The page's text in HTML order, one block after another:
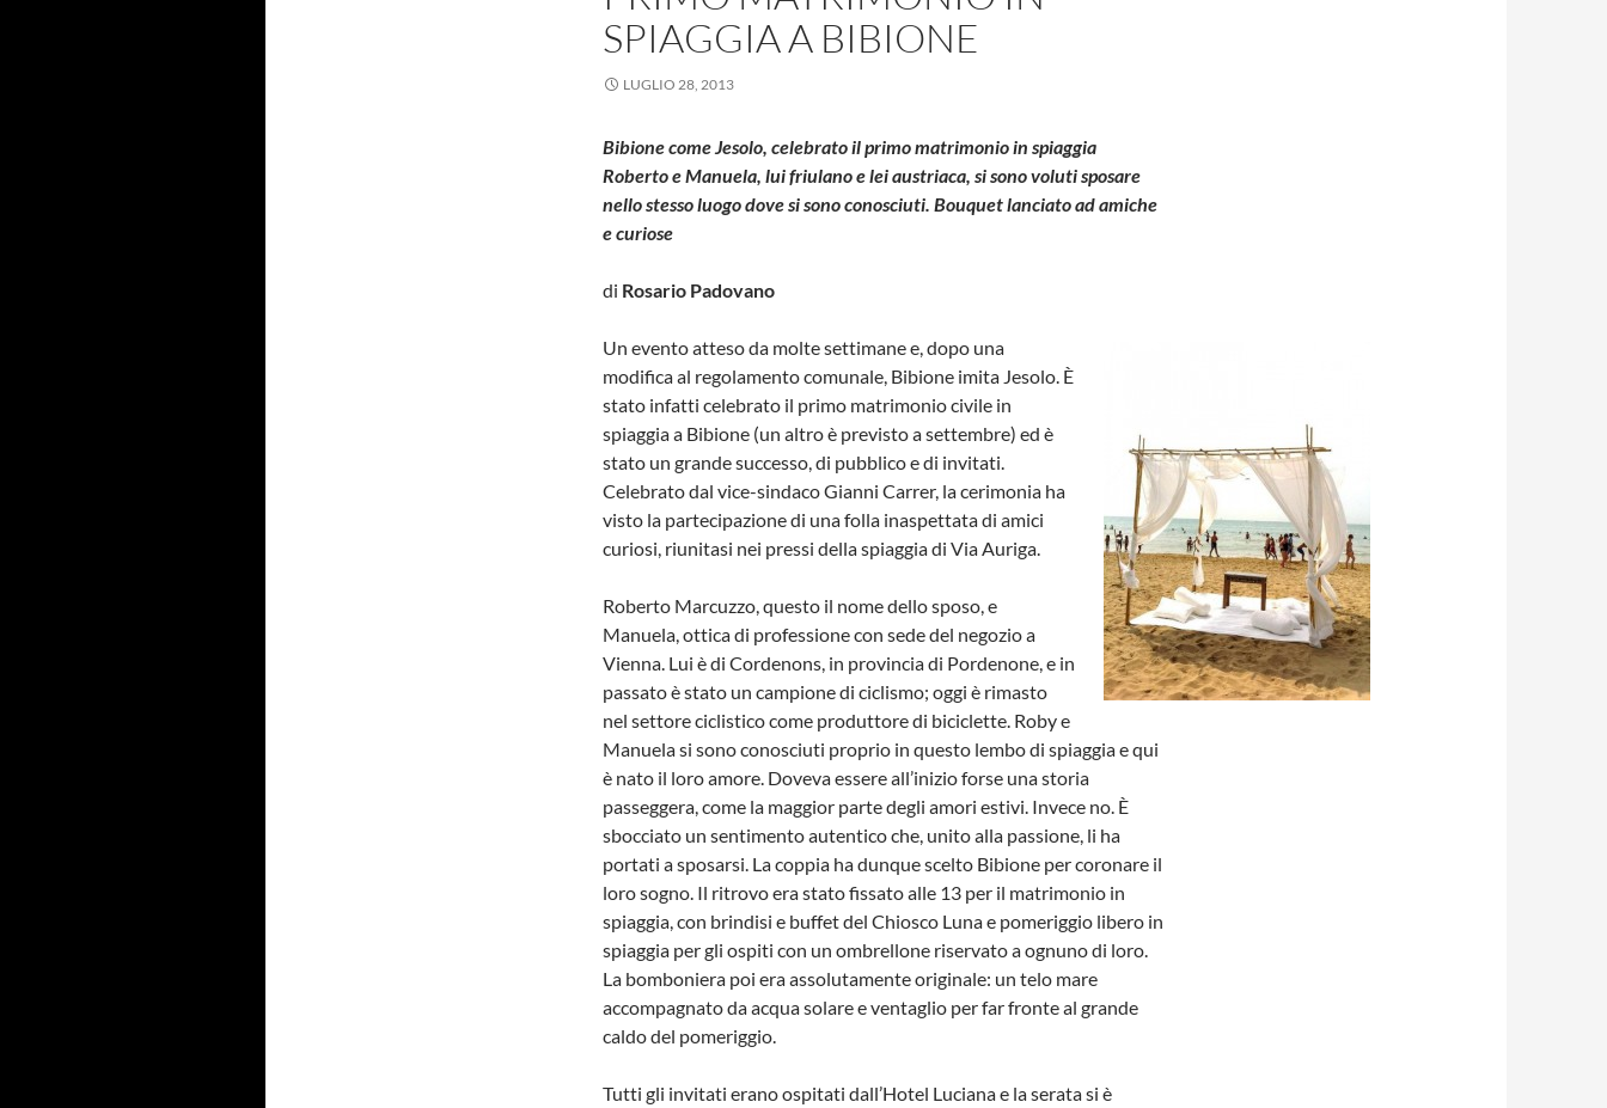
SPIAGGIA A BIBIONE
LUGLIO 28, 2013
Bibione come Jesolo, celebrato il primo matrimonio in spiaggia
Roberto e Manuela, lui friulano e lei austriaca, si sono voluti sposare
nello stesso luogo dove si sono conosciuti. Bouquet lanciato ad amiche
e curiose
di Rosario Padovano
Un evento atteso da molte settimane e, dopo una
modifica al regolamento comunale, Bibione imita Jesolo. È
stato infatti celebrato il primo matrimonio civile in
spiaggia a Bibione (un altro è previsto a settembre) ed è
stato un grande successo, di pubblico e di invitati.
Celebrato dal vice-sindaco Gianni Carrer, la cerimonia ha
visto la partecipazione di una folla inaspettata di amici
curiosi, riunitasi nei pressi della spiaggia di Via Auriga.
Roberto Marcuzzo, questo il nome dello sposo, e
Manuela, ottica di professione con sede del negozio a
Vienna. Lui è di Cordenons, in provincia di Pordenone, e in
passato è stato un campione di ciclismo; oggi è rimasto
nel settore ciclistico come produttore di biciclette. Roby e
Manuela si sono conosciuti proprio in questo lembo di spiaggia e qui
è nato il loro amore. Doveva essere all’inizio forse una storia
passeggera, come la maggior parte degli amori estivi. Invece no. È
sbocciato un sentimento autentico che, unito alla passione, li ha
portati a sposarsi. La coppia ha dunque scelto Bibione per coronare il
loro sogno. Il ritrovo era stato fissato alle 13 per il matrimonio in
spiaggia, con brindisi e buffet del Chiosco Luna e pomeriggio libero in
spiaggia per gli ospiti con un ombrellone riservato a ognuno di loro.
La bomboniera poi era assolutamente originale: un telo mare
accompagnato da acqua solare e ventaglio per far fronte al grande
caldo del pomeriggio.
Tutti gli invitati erano ospitati dall’Hotel Luciana e la serata si è